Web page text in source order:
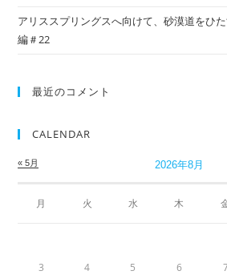
アリススプリングスへ向けて、砂漠道をひ
編＃22
最近のコメント
CALENDAR
2026年8月
月 火 水 木
« 5月
3 4 5 6